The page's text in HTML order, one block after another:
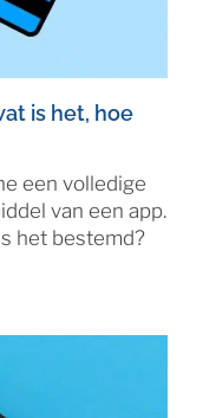
is het, hoe
een volledige
van een app.
het bestemd?